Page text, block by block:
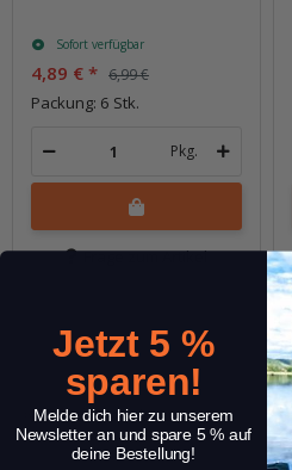
Sofort verfügbar
4,89 € * 6,99 €
Packung: 6 Stk.
Pkg.
Frage zum Artikel
Jetzt 5 %
sparen!
Melde dich hier zu unserem
Newsletter an und spare 5 % auf
deine Bestellung!